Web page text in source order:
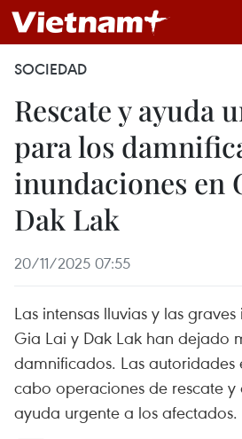
SOCIEDAD
Rescate y ayuda
para los
inundaciones en
Dak Lak
20/11/2025 07:55
Las intensas lluvias y las
Gia Lai y Dak Lak han dejado
damnificados. Las autoridades
cabo operaciones de rescate y
ayuda urgente a los afectados.